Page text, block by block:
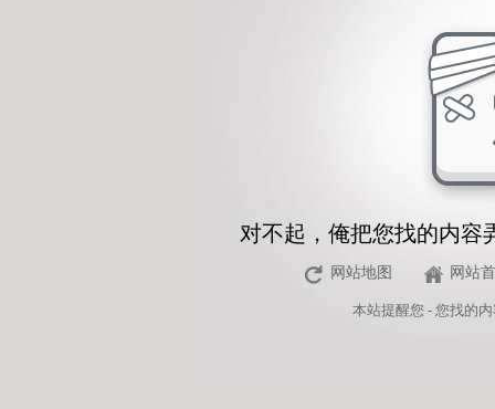
对不起，俺把您找的内容
网站地图 网站
本站提醒您 - 您找的